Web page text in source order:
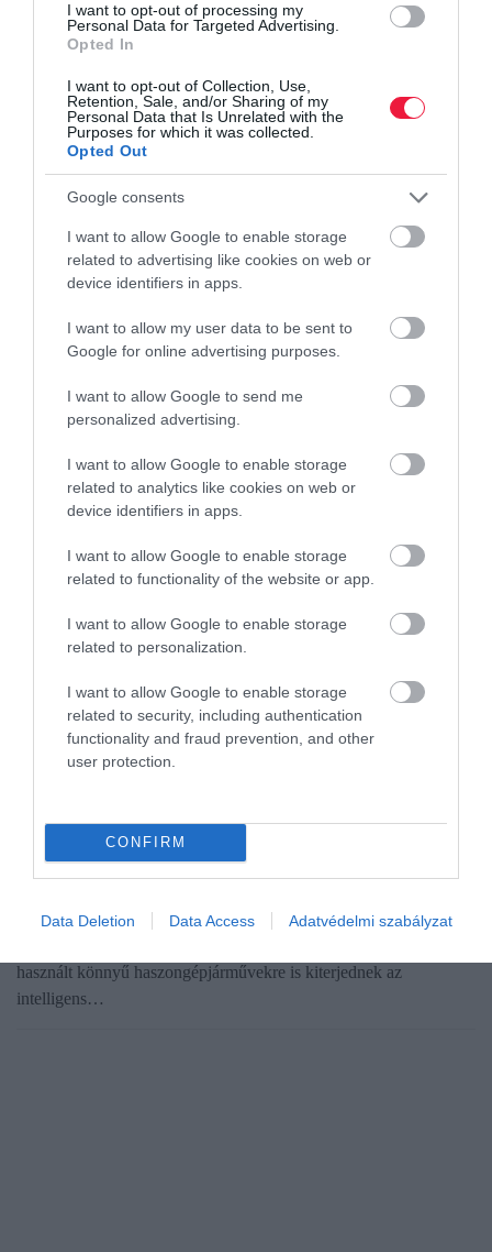
I want to opt-out of processing my
Personal Data for Targeted Advertising.
Opted In
I want to opt-out of Collection, Use,
Retention, Sale, and/or Sharing of my
Personal Data that Is Unrelated with the
Purposes for which it was collected.
Opted Out
Google consents
I want to allow Google to enable storage
related to advertising like cookies on web or
device identifiers in apps.
I want to allow my user data to be sent to
Google for online advertising purposes.
I want to allow Google to send me
personalized advertising.
I want to allow Google to enable storage
related to analytics like cookies on web or
device identifiers in apps.
I want to allow Google to enable storage
related to functionality of the website or app.
I want to allow Google to enable storage
related to personalization.
I want to allow Google to enable storage
related to security, including authentication
functionality and fraud prevention, and other
user protection.
CONFIRM
Data Deletion Data Access Adatvédelmi szabályzat
használt autó piac kínálat kereslet árak
Fontos változás élesedett a nemzetközi
fuvarozásban
Július 1-jétől a 2,5 tonna feletti, legfeljebb 3,5 tonnás, díj
használt könnyű haszongépjárművekre is kiterjednek az
intelligens…